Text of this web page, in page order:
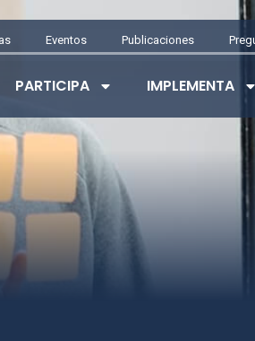
Eventos Publicaciones
PARTICIPA IMPLEMENTA